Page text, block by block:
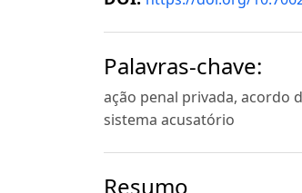
Palavras-chave:
ação penal privada, acordo
sistema acusatório
Resumo